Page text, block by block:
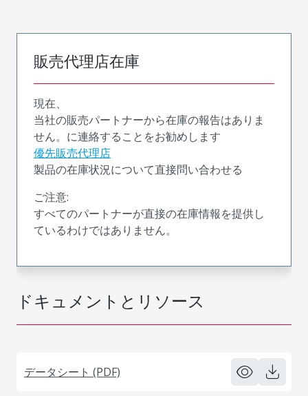
ドキュメントとリソース
データシート (PDF)
販売代理店在庫
現在、
当社の販売パートナーから在庫の報告はありま
せん。に連絡することをお勧めします
優先販売代理店
製品の在庫状況について直接問い合わせる
ご注意:
すべてのパートナーが直接の在庫情報を提供し
ているわけではありません。